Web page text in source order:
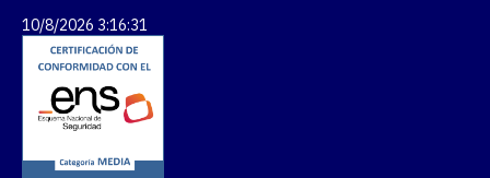
10/8/2026 3:16:32